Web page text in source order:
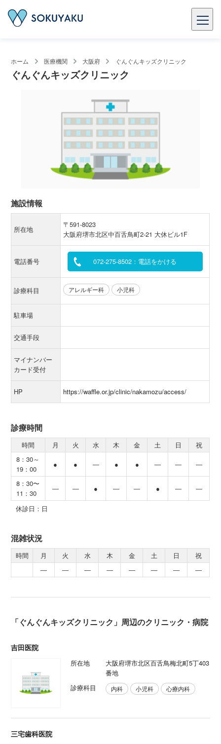
ホーム 医療機関 大阪府 ぐんぐんキッズクリニック
ぐんぐんキッズクリニック
施設情報
所在地
〒591-8023
大阪府堺市北区中百舌鳥町2-21 大休ビル1F
電話番号 072-275-8502：電話をかける
診療科目 アレルギー科 小児科
駐車場
交通手段
マイナンバー
カード受付
HP https://waffle.or.jp/clinic/nakamozu/access/
診療時間
時間 月 火 水 木 金 土 日
祝
8：30～
19：00
● ● ― ● ● ― ― ―
8：30〜
11：30
― ― ● ― ― ● ― ―
休診日：日
混雑状況
時間 月 火 水 木 金 土 日
祝
―
― ― ― ― ― ― ―
「ぐんぐんキッズクリニック」周辺のクリニック・病院
吉田医院
所在地
大阪府堺市北区百舌鳥梅北町5丁403
番地
診療科目
内科 小児科 心療内科
三宅歯科医院